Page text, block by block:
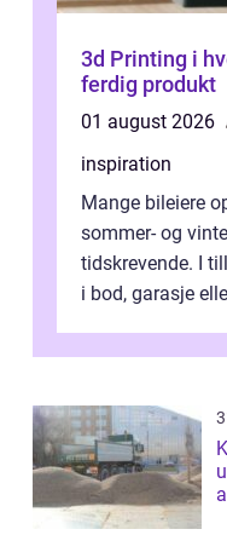
3d Printing i
ferdig produkt
01 august 2026
inspiration
Mange bileiere
sommer- og
tidskrevende. I
i bod, garasje